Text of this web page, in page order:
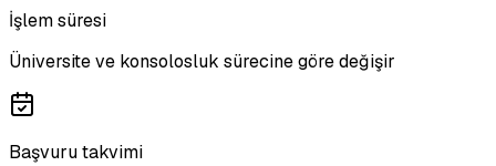
İşlem süresi
Üniversite ve konsolosluk sürecine göre değişir
Başvuru takvimi